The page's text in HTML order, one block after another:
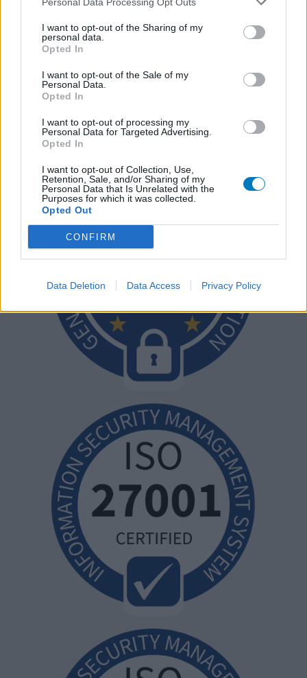
I want to opt-out of the Sharing of my
personal data.
Opted In
I want to opt-out of the Sale of my
Personal Data.
Opted In
I want to opt-out of processing my
Personal Data for Targeted Advertising.
Opted In
I want to opt-out of Collection, Use,
Retention, Sale, and/or Sharing of my
Personal Data that Is Unrelated with the
Purposes for which it was collected.
Opted Out
CONFIRM
Data Deletion Data Access Privacy Policy
gegenereerd en vervolgens gelezen en aangepast alvorens
goedkeuring, om zo te voldoen aan onze standaarden wat betreft
een review voor een medicijn. Voor het delen van ervaringen is
geen medische kennis noodzakelijk. Op deze manier geven de
die van de eigenaar van deze website. Denk er aan dat de
ervaringen kunnen verschillen van persoon tot persoon en dat u
apotheker.